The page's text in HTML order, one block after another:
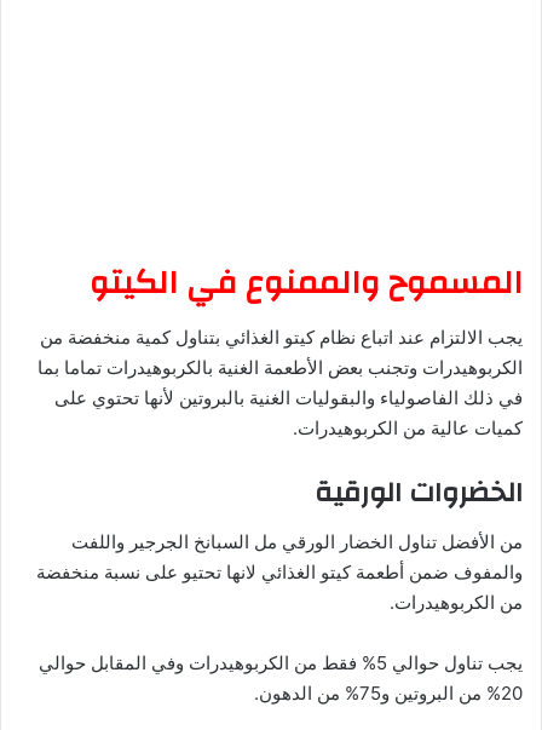
المسموح والممنوع في الكيتو
يجب الالتزام عند اتباع نظام كيتو الغذائي بتناول كمية منخفضة من
الكربوهيدرات وتجنب بعض الأطعمة الغنية بالكربوهيدرات تماما بما
في ذلك الفاصولياء والبقوليات الغنية بالبروتين لأنها تحتوي على
كميات عالية من الكربوهيدرات.
الخضروات الورقية
من الأفضل تناول الخضار الورقي مل السبانخ الجرجير واللفت
والمفوف ضمن أطعمة كيتو الغذائي لانها تحتيو على نسبة منخفضة
من الكربوهيدرات.
يجب تناول حوالي 5% فقط من الكربوهيدرات وفي المقابل حوالي
20% من البروتين و75% من الدهون.